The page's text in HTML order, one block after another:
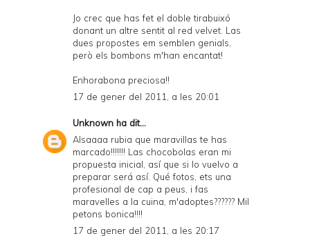
Jo crec que has fet el doble tirabuixó
donant un altre sentit al red velvet. Las
dues propostes em semblen genials,
però els bombons m'han encantat!
Enhorabona preciosa!!
17 de gener del 2011, a les 20:01
Unknown ha dit...
Alsaaaa rubia que maravillas te has
marcado!!!!!!! Las chocobolas eran mi
propuesta inicial, así que si lo vuelvo a
preparar será así. Qué fotos, ets una
profesional de cap a peus, i fas
maravelles a la cuina, m'adoptes?????? Mil
petons bonica!!!!
17 de gener del 2011, a les 20:17